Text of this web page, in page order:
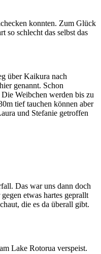
konnten. Zum Glück
so schlecht das selbst das
über Kaikura nach
genannt. Schon
Weibchen werden bis zu
tief tauchen können aber
und Stefanie getroffen
Das war uns dann doch
etwas hartes geprallt
die es da überall gibt.
Lake Rotorua verspeist.